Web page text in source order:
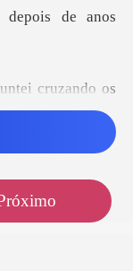
como eu.